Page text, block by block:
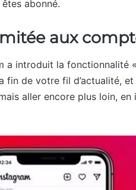
abonné.
aux
a introduit la fonctionnalité
fin de votre fil d’actualité,
aller encore plus loin,